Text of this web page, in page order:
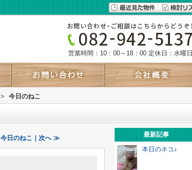
営業時間：10：00～18：00 定休日：水曜日
> 今日のねこ
今日のねこ｜次へ ≫
最新記事
本日のネコ♪